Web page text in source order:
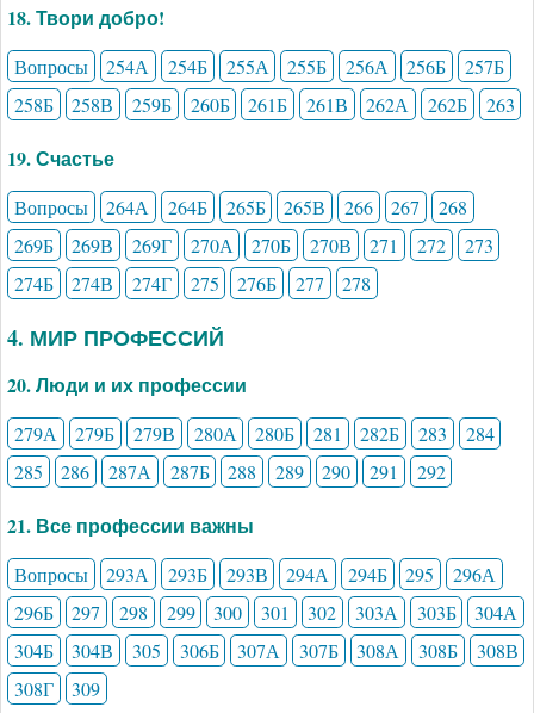
18. Твори добро!
Вопросы 254А 254Б 255А 255Б 256А 256Б
257Б
258Б
258В 259Б 260Б 261Б 261В 262А 262Б 263
19. Счастье
Вопросы 264А 264Б 265Б 265В 266 267
268
269Б
269В 269Г 270А 270Б 270В 271 272
273
274Б
274В 274Г 275 276Б 277 278
4. МИР ПРОФЕССИЙ
20. Люди и их профессии
279А 279Б 279В 280А 280Б 281 282Б 283
284
285
286 287А 287Б 288 289 290 291 292
21. Все профессии важны
Вопросы 293А 293Б 293В 294А 294Б 295
296А
296Б
297 298 299 300 301 302 303А 303Б
304А
304Б
304В 305 306Б 307А 307Б 308А 308Б
308В
308Г
309